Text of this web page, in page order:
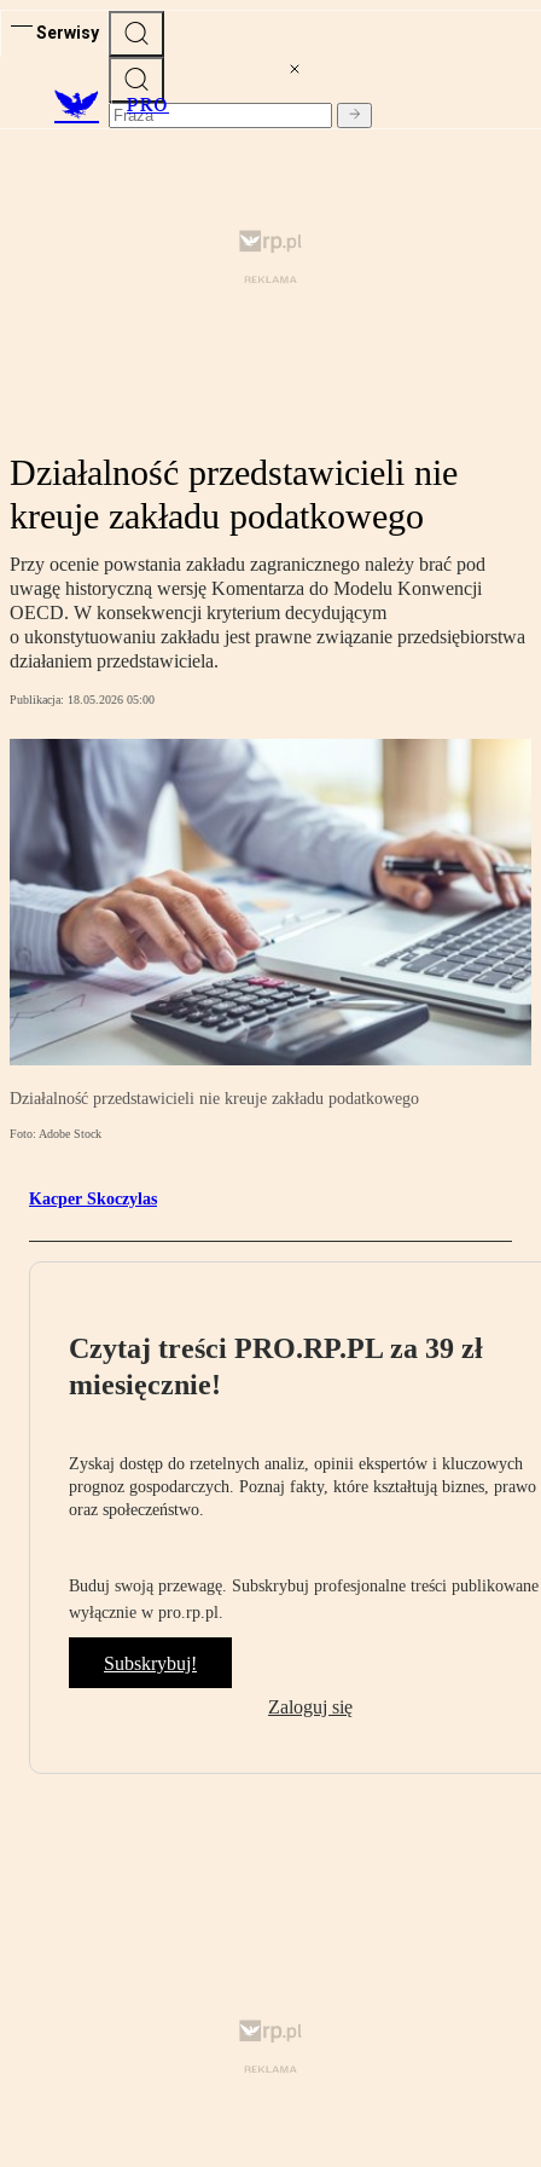
Serwisy
PRO
Działalność przedstawicieli nie
kreuje zakładu podatkowego
Przy ocenie powstania zakładu zagranicznego należy brać pod
uwagę historyczną wersję Komentarza do Modelu Konwencji
OECD. W konsekwencji kryterium decydującym
o ukonstytuowaniu zakładu jest prawne związanie przedsiębiorstwa
działaniem przedstawiciela.
Publikacja: 18.05.2026 05:00
Działalność przedstawicieli nie kreuje zakładu podatkowego
Foto: Adobe Stock
Kacper Skoczylas
Czytaj treści PRO.RP.PL za 39 zł
miesięcznie!
Zyskaj dostęp do rzetelnych analiz, opinii ekspertów i kluczowych
prognoz gospodarczych. Poznaj fakty, które kształtują biznes, prawo
oraz społeczeństwo.
Buduj swoją przewagę. Subskrybuj profesjonalne treści publikowane
wyłącznie w pro.rp.pl.
Subskrybuj!
Zaloguj się